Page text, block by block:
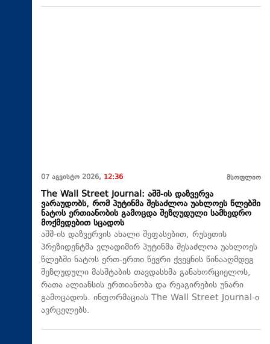
07 აგვისტო 2026, 12:36 მსოფლიო
The Wall Street Journal: აშშ-ის დაზვერვა
ვარაუდობს, რომ პუტინმა შესაძლოა უახლოეს წლებში
ნატოს ერთიანობის გამოცდა შეზღუდული სამხედრო
მოქმედებით სცადოს
აშშ-ის დაზვერვის ახალი შეფასებით, რუსეთის
პრეზიდენტმა ვლადიმირ პუტინმა შესაძლოა უახლოეს
წლებში ნატოს ერთ-ერთი წევრი ქვეყნის წინააღმდეგ
შეზღუდული მასშტაბის თავდასხმა განახორციელოს,
რათა ალიანსის ერთიანობა და რეაგირების უნარი
გამოცადოს. ინფორმაციას The Wall Street Journal-ი
ავრცელებს.